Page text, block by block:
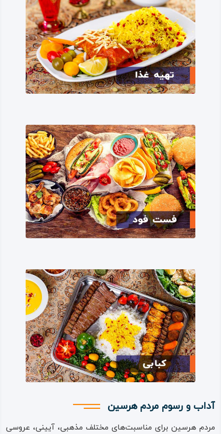
دارای تنوع و تکثر زیادی است. بیش‌تر مردم هرسین به زبان
لکی حرف می‌زنند که خود این زبان دارای دو شاخه یا دو
زیرگویش لکی هرسینی و لکی کاکاوندی است.
کاکاوندها ایل و طوایف مهاجری هستند که در طول زمان‌های
طولانی به هرسین مهاجرت کرده، امروزه بومی این شهرستان به
دارای مذهب یا دین یاری یا یارسانی هستند و از قدیم‌ الایام
بومی این شهرستان بوده‌اند.
از نظر فرهنگ بومی، هرسین نیز مانند دیگر نقاط استان
کرمانشاه، دارای فرهنگی عشایری -‌ کشاورزی بوده، هنوز از
سنت‌های قدیمی نیاکان خود در رسم و رسومات و مناسک و
آداب و آیین‌های فرهنگی پیروی می‌کند.
آداب و رسوم مردم هرسین
مردم هرسین برای مناسبت‌های مختلف مذهبی، آیینی، عروسی